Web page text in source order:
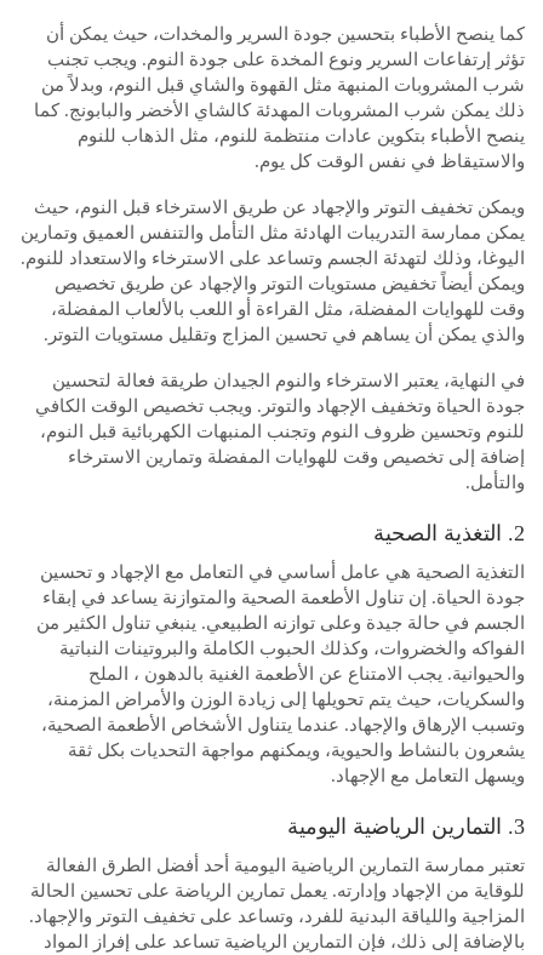
كما ينصح الأطباء بتحسين جودة السرير والمخدات، حيث يمكن أن
تؤثر إرتفاعات السرير ونوع المخدة على جودة النوم. ويجب تجنب
شرب المشروبات المنبهة مثل القهوة والشاي قبل النوم، وبدلاً من
ذلك يمكن شرب المشروبات المهدئة كالشاي الأخضر والبابونج. كما
ينصح الأطباء بتكوين عادات منتظمة للنوم، مثل الذهاب للنوم
والاستيقاظ في نفس الوقت كل يوم.
ويمكن تخفيف التوتر والإجهاد عن طريق الاسترخاء قبل النوم، حيث
يمكن ممارسة التدريبات الهادئة مثل التأمل والتنفس العميق وتمارين
اليوغا، وذلك لتهدئة الجسم وتساعد على الاسترخاء والاستعداد للنوم.
ويمكن أيضاً تخفيض مستويات التوتر والإجهاد عن طريق تخصيص
وقت للهوايات المفضلة، مثل القراءة أو اللعب بالألعاب المفضلة،
والذي يمكن أن يساهم في تحسين المزاج وتقليل مستويات التوتر.
في النهاية، يعتبر الاسترخاء والنوم الجيدان طريقة فعالة لتحسين
جودة الحياة وتخفيف الإجهاد والتوتر. ويجب تخصيص الوقت الكافي
للنوم وتحسين ظروف النوم وتجنب المنبهات الكهربائية قبل النوم،
إضافة إلى تخصيص وقت للهوايات المفضلة وتمارين الاسترخاء
والتأمل.
2. التغذية الصحية
التغذية الصحية هي عامل أساسي في التعامل مع الإجهاد و تحسين
جودة الحياة. إن تناول الأطعمة الصحية والمتوازنة يساعد في إبقاء
الجسم في حالة جيدة وعلى توازنه الطبيعي. ينبغي تناول الكثير من
الفواكه والخضروات، وكذلك الحبوب الكاملة والبروتينات النباتية
والحيوانية. يجب الامتناع عن الأطعمة الغنية بالدهون ، الملح
والسكريات، حيث يتم تحويلها إلى زيادة الوزن والأمراض المزمنة،
وتسبب الإرهاق والإجهاد. عندما يتناول الأشخاص الأطعمة الصحية،
يشعرون بالنشاط والحيوية، ويمكنهم مواجهة التحديات بكل ثقة
ويسهل التعامل مع الإجهاد.
3. التمارين الرياضية اليومية
تعتبر ممارسة التمارين الرياضية اليومية أحد أفضل الطرق الفعالة
للوقاية من الإجهاد وإدارته. يعمل تمارين الرياضة على تحسين الحالة
المزاجية واللياقة البدنية للفرد، وتساعد على تخفيف التوتر والإجهاد.
بالإضافة إلى ذلك، فإن التمارين الرياضية تساعد على إفراز المواد